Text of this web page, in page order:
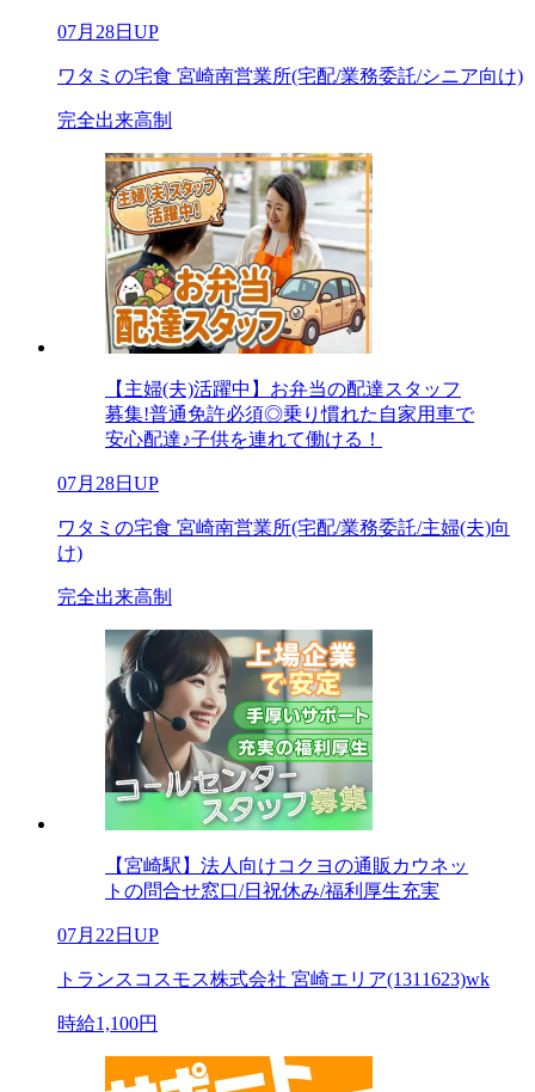
07月28日UP
ワタミの宅食 宮崎南営業所(宅配/業務委託/シニア向け)
完全出来高制
【主婦(夫)活躍中】お弁当の配達スタッフ
募集!普通免許必須◎乗り慣れた自家用車で
安心配達♪子供を連れて働ける！
07月28日UP
ワタミの宅食 宮崎南営業所(宅配/業務委託/主婦(夫)向
け)
完全出来高制
【宮崎駅】法人向けコクヨの通販カウネッ
トの問合せ窓口/日祝休み/福利厚生充実
07月22日UP
トランスコスモス株式会社 宮崎エリア(1311623)wk
時給1,100円